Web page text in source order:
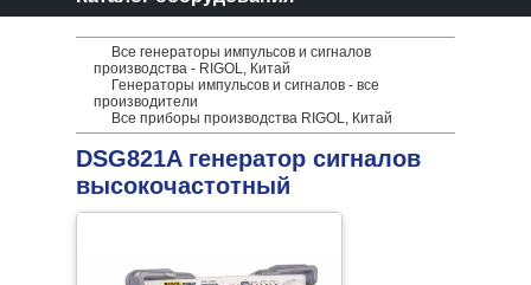
Все генераторы импульсов и сигналов
производства - RIGOL, Китай
Генераторы импульсов и сигналов - все
производители
Все приборы производства RIGOL, Китай
DSG821A генератор сигналов
высокочастотный